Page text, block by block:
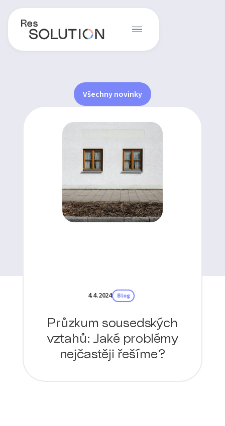
Všechny novinky
4.4.2024 Blog
Průzkum sousedských
vztahů: Jaké problémy
nejčastěji řešíme?